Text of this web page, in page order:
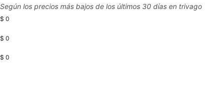
Según los precios más bajos de los últimos 30 días en trivago
$ 0
$ 0
$ 0